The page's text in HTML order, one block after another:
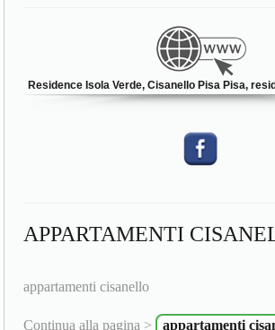
Residence Isola Verde, Cisanello Pisa Pisa,
APPARTAMENTI
appartamenti cisanello
Continua alla pagina > appartamenti